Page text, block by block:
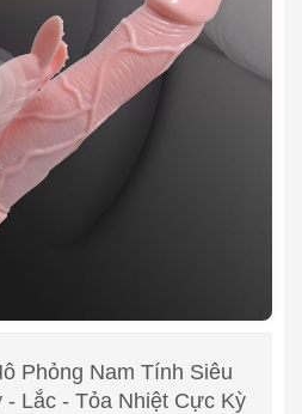
Phỏng Nam Tính Siêu
- Lắc - Tỏa Nhiệt Cực Kỳ